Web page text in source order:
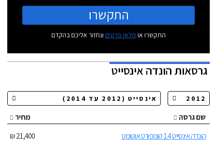
התקשרו
התקשרו או מלאו פרטים ונחזור אליכם בהקדם
גרסאותהונדה אינסייט
שם גרסה
מחיר
הונדה אינסייט 1.4 קומפורט אוטומט
21,400 ₪